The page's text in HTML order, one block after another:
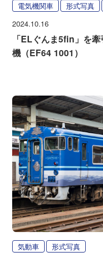
電気機関車 形式写真
2024.10.16
「ELぐんま5fin」を
機（EF64 1001）
気動車 形式写真